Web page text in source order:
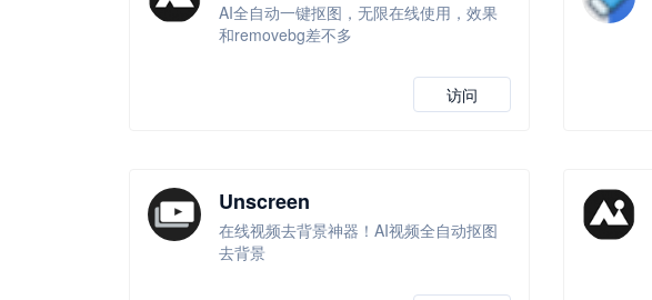
AI全自动一键抠图，无限在线使用，效果
和removebg差不多
访问
Unscreen
在线视频去背景神器！AI视频全自动抠图
去背景